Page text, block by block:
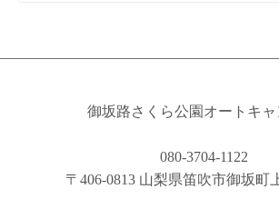
御坂路さくら公園オートキ
080-3704-1122
〒406-0813 山梨県笛吹市御坂町